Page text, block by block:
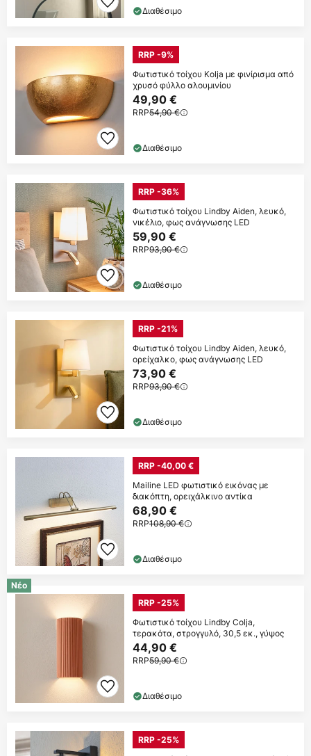
Διαθέσιμο
RRP -9%
Φωτιστικό τοίχου Kolja με φινίρισμα από
χρυσό φύλλο αλουμινίου
49,90 €
RRP54,90 €
Διαθέσιμο
RRP -36%
Φωτιστικό τοίχου Lindby Aiden, λευκό,
νικέλιο, φως ανάγνωσης LED
59,90 €
RRP93,90 €
Διαθέσιμο
RRP -21%
Φωτιστικό τοίχου Lindby Aiden, λευκό,
ορείχαλκο, φως ανάγνωσης LED
73,90 €
RRP93,90 €
Διαθέσιμο
RRP -40,00 €
Mailine LED φωτιστικό εικόνας με
διακόπτη, ορειχάλκινο αντίκα
68,90 €
RRP108,90 €
Διαθέσιμο
Νέο
RRP -25%
Φωτιστικό τοίχου Lindby Colja,
τερακότα, στρογγυλό, 30,5 εκ., γύψος
44,90 €
RRP59,90 €
Διαθέσιμο
RRP -25%